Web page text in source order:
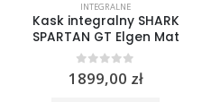
INTEGRALNE
Kask integralny SHARK
SPARTAN GT Elgen Mat
0out of 5
1899,00 zł